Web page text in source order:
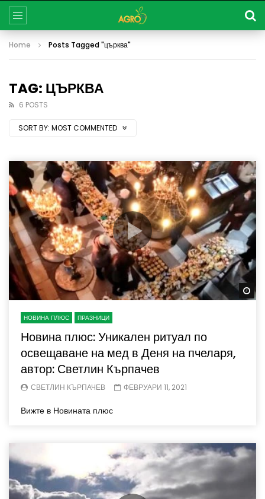
Home Posts Tagged "църква"
TAG: ЦЪРКВА
6 POSTS
SORT BY: MOST COMMENTED
НОВИНА ПЛЮС ПРАЗНИЦИ
Новина плюс: Уникален ритуал по
освещаване на мед в Деня на пчеларя,
автор: Светлин Кърпачев
СВЕТЛИН КЪРПАЧЕВ ФЕВРУАРИ 11, 2021
Вижте в Новината плюс